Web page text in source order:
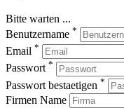
Bitte warten ...
Benutzername *
Email *
Passwort *
Passwort bestaetigen *
Firmen Name